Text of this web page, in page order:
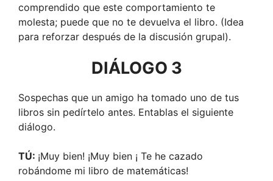
comprendido que este comportamiento te
molesta; puede que no te devuelva el libro. (Idea
para reforzar después de la discusión grupal).
DIÁLOGO 3
Sospechas que un amigo ha tomado uno de tus
libros sin pedírtelo antes. Entablas el siguiente
diálogo.
TÚ: ¡Muy bien! ¡Muy bien ¡ Te he cazado
robándome mi libro de matemáticas!